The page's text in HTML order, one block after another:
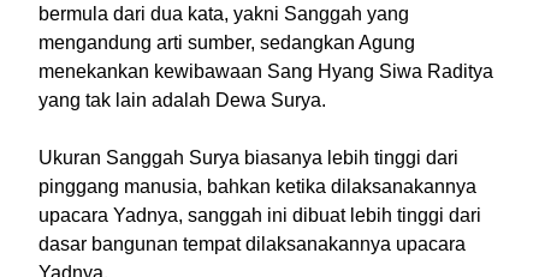
bermula dari dua kata, yakni Sanggah yang
mengandung arti sumber, sedangkan Agung
menekankan kewibawaan Sang Hyang Siwa Raditya
yang tak lain adalah Dewa Surya.
Ukuran Sanggah Surya biasanya lebih tinggi dari
pinggang manusia, bahkan ketika dilaksanakannya
upacara Yadnya, sanggah ini dibuat lebih tinggi dari
dasar bangunan tempat dilaksanakannya upacara
Yadnya.